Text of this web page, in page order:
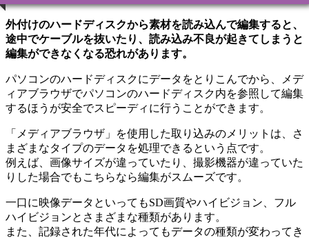
外付けのハードディスクから素材を読み込んで編集すると、
途中でケーブルを抜いたり、読み込み不良が起きてしまうと
編集ができなくなる恐れがあります。
パソコンのハードディスクにデータをとりこんでから、メデ
ィアブラウザでパソコンのハードディスク内を参照して編集
するほうが安全でスピーディに行うことができます。
「メディアブラウザ」を使用した取り込みのメリットは、さ
まざまなタイプのデータを処理できるという点です。
例えば、画像サイズが違っていたり、撮影機器が違っていた
りした場合でもこちらなら編集がスムーズです。
一口に映像データといってもSD画質やハイビジョン、フル
ハイビジョンとさまざまな種類があります。
また、記録された年代によってもデータの種類が変わってき